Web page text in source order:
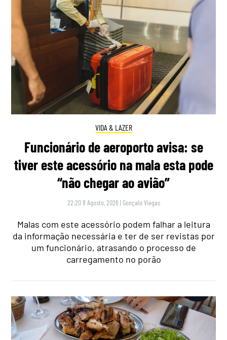
VIDA & LAZER
Funcionário de aeroporto avisa: se
tiver este acessório na mala esta pode
“não chegar ao avião”
22:20 8 Agosto, 2026 | Gonçalo Viegas
Malas com este acessório podem falhar a leitura
da informação necessária e ter de ser revistas por
um funcionário, atrasando o processo de
carregamento no porão